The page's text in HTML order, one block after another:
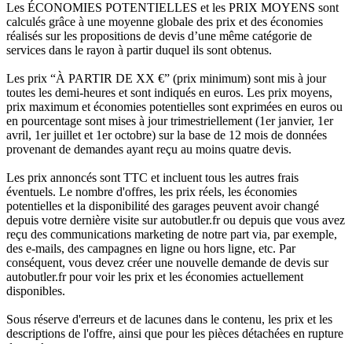
Les ÉCONOMIES POTENTIELLES et les PRIX MOYENS sont
calculés grâce à une moyenne globale des prix et des économies
réalisés sur les propositions de devis d’une même catégorie de
services dans le rayon à partir duquel ils sont obtenus.
Les prix “À PARTIR DE XX €” (prix minimum) sont mis à jour
toutes les demi-heures et sont indiqués en euros. Les prix moyens,
prix maximum et économies potentielles sont exprimées en euros ou
en pourcentage sont mises à jour trimestriellement (1er janvier, 1er
avril, 1er juillet et 1er octobre) sur la base de 12 mois de données
provenant de demandes ayant reçu au moins quatre devis.
Les prix annoncés sont TTC et incluent tous les autres frais
éventuels. Le nombre d'offres, les prix réels, les économies
potentielles et la disponibilité des garages peuvent avoir changé
depuis votre dernière visite sur autobutler.fr ou depuis que vous avez
reçu des communications marketing de notre part via, par exemple,
des e-mails, des campagnes en ligne ou hors ligne, etc. Par
conséquent, vous devez créer une nouvelle demande de devis sur
autobutler.fr pour voir les prix et les économies actuellement
disponibles.
Sous réserve d'erreurs et de lacunes dans le contenu, les prix et les
descriptions de l'offre, ainsi que pour les pièces détachées en rupture